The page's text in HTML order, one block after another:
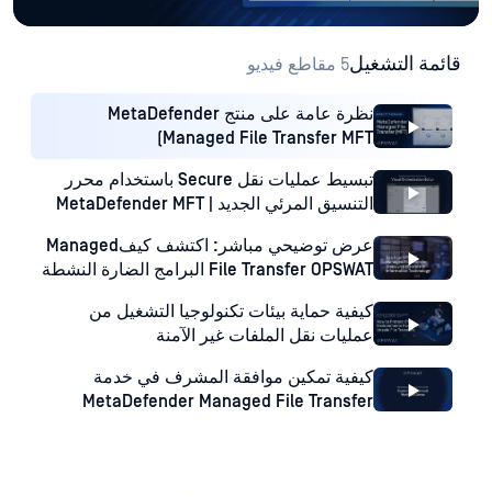
قائمة التشغيل5 مقاطع فيديو
نظرة عامة على منتج MetaDefender
Managed File Transfer MFT)
تبسيط عمليات نقل Secure باستخدام محرر
التنسيق المرئي الجديد | MetaDefender MFT
عرض توضيحي مباشر: اكتشف كيفManaged
File Transfer OPSWAT البرامج الضارة النشطة
كيفية حماية بيئات تكنولوجيا التشغيل من
عمليات نقل الملفات غير الآمنة
كيفية تمكين موافقة المشرف في خدمة
MetaDefender Managed File Transfer